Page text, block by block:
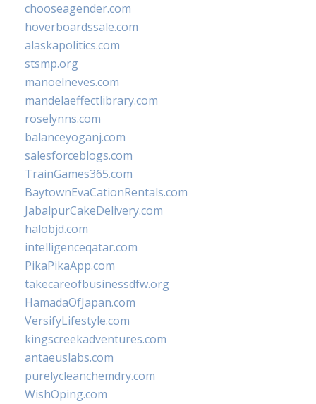
chooseagender.com
hoverboardssale.com
alaskapolitics.com
stsmp.org
manoelneves.com
mandelaeffectlibrary.com
roselynns.com
balanceyoganj.com
salesforceblogs.com
TrainGames365.com
BaytownEvaCationRentals.com
JabalpurCakeDelivery.com
halobjd.com
intelligenceqatar.com
PikaPikaApp.com
takecareofbusinessdfw.org
HamadaOfJapan.com
VersifyLifestyle.com
kingscreekadventures.com
antaeuslabs.com
purelycleanchemdry.com
WishOping.com